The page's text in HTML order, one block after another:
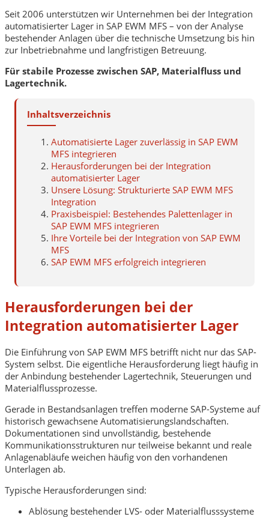
Seit 2006 unterstützen wir Unternehmen bei der Integration
automatisierter Lager in SAP EWM MFS – von der Analyse
bestehender Anlagen über die technische Umsetzung bis hin
zur Inbetriebnahme und langfristigen Betreuung.
Für stabile Prozesse zwischen SAP, Materialfluss und
Lagertechnik.
Inhaltsverzeichnis
Automatisierte Lager zuverlässig in SAP EWM
MFS integrieren
Herausforderungen bei der Integration
automatisierter Lager
Unsere Lösung: Strukturierte SAP EWM MFS
Integration
Praxisbeispiel: Bestehendes Palettenlager in
SAP EWM MFS integrieren
Ihre Vorteile bei der Integration von SAP EWM
MFS
SAP EWM MFS erfolgreich integrieren
Herausforderungen bei der
Integration automatisierter Lager
Die Einführung von SAP EWM MFS betrifft nicht nur das SAP-
System selbst. Die eigentliche Herausforderung liegt häufig in
der Anbindung bestehender Lagertechnik, Steuerungen und
Materialflussprozesse.
Gerade in Bestandsanlagen treffen moderne SAP-Systeme auf
historisch gewachsene Automatisierungslandschaften.
Dokumentationen sind unvollständig, bestehende
Kommunikationsstrukturen nur teilweise bekannt und reale
Anlagenabläufe weichen häufig von den vorhandenen
Unterlagen ab.
Typische Herausforderungen sind:
Ablösung bestehender LVS- oder Materialflusssysteme